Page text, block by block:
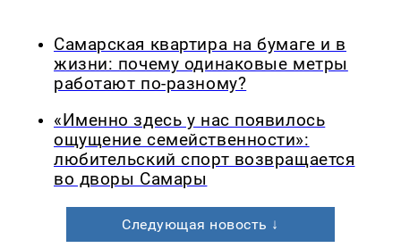
Самарская квартира на бумаге и в
жизни: почему одинаковые метры
работают по-разному?
«Именно здесь у нас появилось
ощущение семейственности»:
любительский спорт возвращается
во дворы Самары
Следующая новость ↓